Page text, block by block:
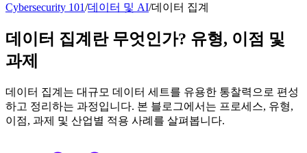
Cybersecurity 101/데이터 및 AI/데이터 집계
데이터 집계란 무엇인가? 유형, 이점 및
과제
데이터 집계는 대규모 데이터 세트를 유용한 통찰력으로 편성
하고 정리하는 과정입니다. 본 블로그에서는 프로세스, 유형,
이점, 과제 및 산업별 적용 사례를 살펴봅니다.